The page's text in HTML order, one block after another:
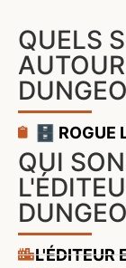
QUELS
🗄️ ROGUE
QUI
L'ÉDITEUR